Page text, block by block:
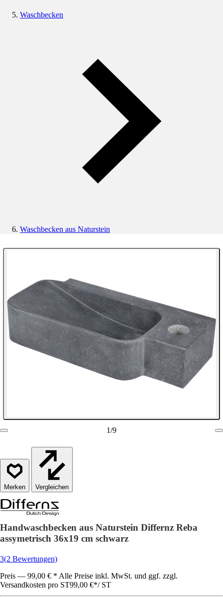
Waschbecken
Waschbecken aus Naturstein
1/9
Vergleichen
Handwaschbecken aus Naturstein Differnz Reba
assymetrisch 36x19 cm schwarz
3(2 Bewertungen)
Preis — 99,00 € * Alle Preise inkl. MwSt. und ggf. zzgl.
Versandkosten pro ST99,00 €*/ ST